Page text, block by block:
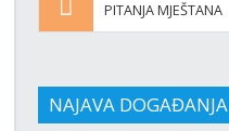
PITANJA MJEŠTANA
NAJAVA DOGAĐANJA